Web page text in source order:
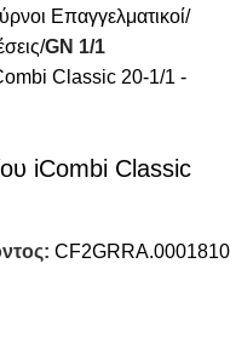
Επαγγελματικοί
GN 1/1
iCombi Classic
CF2GRRA.0001810